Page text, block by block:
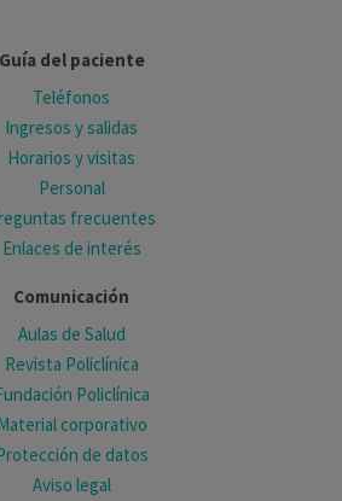
Guía del paciente
Teléfonos
Ingresos y salidas
Horarios y visitas
Personal
frecuentes
Enlaces de interés
Comunicación
Aulas de Salud
Revista Policlínica
Policlínica
corporativo
de datos
Aviso legal